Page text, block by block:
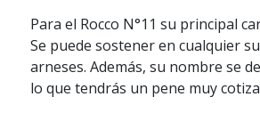
Para el Rocco N°11 su principal
Se puede sostener en cualquier
arneses. Además, su nombre se
lo que tendrás un pene muy